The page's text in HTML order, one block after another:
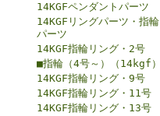
14KGFペンダントパーツ
14KGFリングパーツ・指輪
パーツ
14KGF指輪リング・2号
■指輪（4号～）（14kgf）
14KGF指輪リング・9号
14KGF指輪リング・11号
14KGF指輪リング・13号